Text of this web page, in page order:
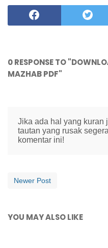
0 RESPONSE TO
MAZHAB PDF"
Jika ada hal yang kuran
tautan yang rusak
komentar ini!
Newer Post
YOU MAY ALSO LIKE